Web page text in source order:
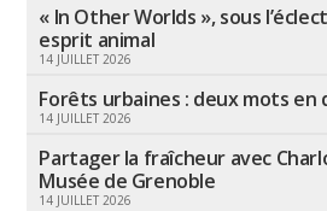
« In Other Worlds », sous
esprit animal
14 JUILLET 2026
Forêts urbaines : deux mots en
14 JUILLET 2026
Partager la fraîcheur avec
Musée de Grenoble
14 JUILLET 2026